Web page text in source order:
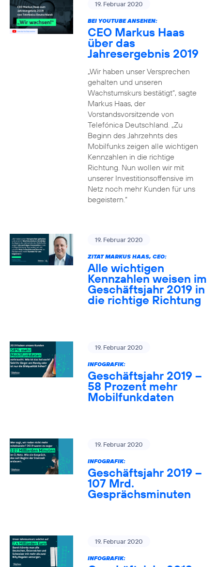
19. Februar 2020
BEI YOUTUBE ANSEHEN:
CEO Markus Haas
über das
Jahresergebnis 2019
„Wir haben unser Versprechen
gehalten und unseren
Wachstumskurs bestätigt“, sagte
Markus Haas, der
Vorstandsvorsitzende von
Telefónica Deutschland. „Zu
Beginn des Jahrzehnts des
Mobilfunks zeigen alle wichtigen
Kennzahlen in die richtige
Richtung. Nun wollen wir mit
unserer Investitionsoffensive im
Netz noch mehr Kunden für uns
begeistern.“
19. Februar 2020
ZITAT MARKUS HAAS, CEO:
Alle wichtigen
Kennzahlen weisen im
Geschäftsjahr 2019 in
die richtige Richtung
19. Februar 2020
INFOGRAFIK:
Geschäftsjahr 2019 –
58 Prozent mehr
Mobilfunkdaten
19. Februar 2020
INFOGRAFIK:
Geschäftsjahr 2019 –
107 Mrd.
Gesprächsminuten
19. Februar 2020
INFOGRAFIK: